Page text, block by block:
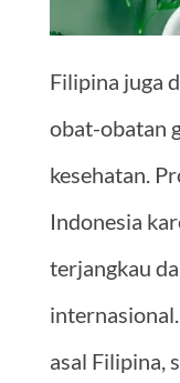
Filipina juga
obat-obatan
kesehatan.
Indonesia
terjangkau
asal Filipina,